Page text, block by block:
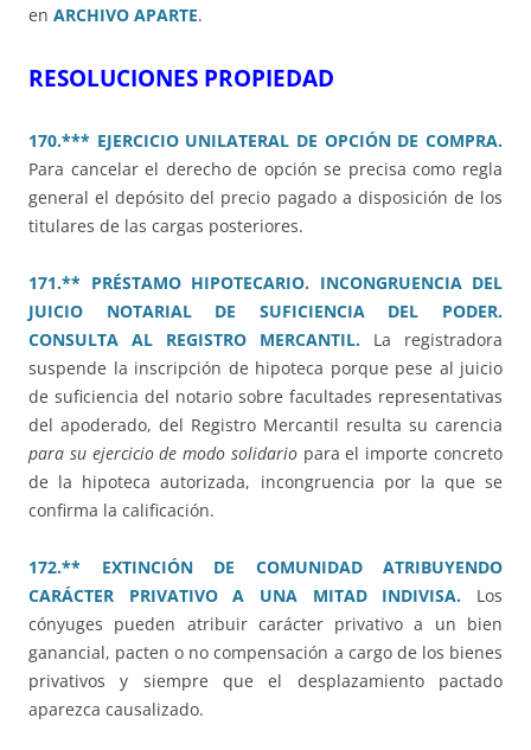
en ARCHIVO APARTE.
RESOLUCIONES PROPIEDAD
170.*** EJERCICIO UNILATERAL DE OPCIÓN DE COMPRA.
Para cancelar el derecho de opción se precisa como regla
general el depósito del precio pagado a disposición de los
titulares de las cargas posteriores.
171.** PRÉSTAMO HIPOTECARIO. INCONGRUENCIA DEL
JUICIO NOTARIAL DE SUFICIENCIA DEL PODER.
CONSULTA AL REGISTRO MERCANTIL.
La registradora
suspende la inscripción de hipoteca porque pese al juicio
de suficiencia del notario sobre facultades representativas
del apoderado, del Registro Mercantil resulta su carencia
para su ejercicio de modo solidariopara el importe concreto
de la hipoteca autorizada, incongruencia por la que se
confirma la calificación.
172.** EXTINCIÓN DE COMUNIDAD ATRIBUYENDO
CARÁCTER PRIVATIVO A UNA MITAD INDIVISA.
Los
cónyuges pueden atribuir carácter privativo a un bien
ganancial, pacten o no compensación a cargo de los bienes
privativos y siempre que el desplazamiento pactado
aparezca causalizado.